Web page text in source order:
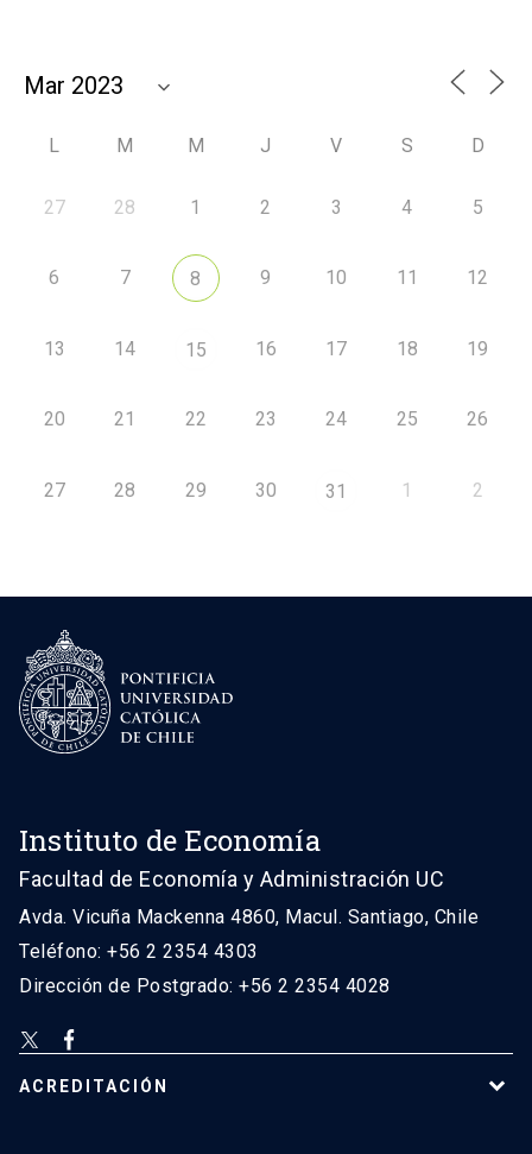
L M M J V S D
27 28 1 2 3 4 5
6 7 8 9 10 11 12
13 14 15 16 17 18 19
20 21 22 23 24 25 26
27 28 29 30 31 1 2
Instituto de Economía
Facultad de Economía y Administración UC
Avda. Vicuña Mackenna 4860, Macul. Santiago, Chile
Teléfono: +56 2 2354 4303
Dirección de Postgrado: +56 2 2354 4028
ACREDITACIÓN